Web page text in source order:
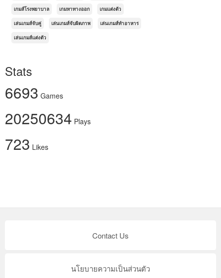
เกมส์โรงพยาบาล เกมหาทางออก เกมแต่งตัว
เล่นเกมส์จับคู่ เล่นเกมส์จับผิดภาพ เล่นเกมส์ทำอาหาร
เล่นเกมส์แต่งตัว
Stats
6693 Games
20250634 Plays
723 Likes
Contact Us
นโยบายความเป็นส่วนตัว